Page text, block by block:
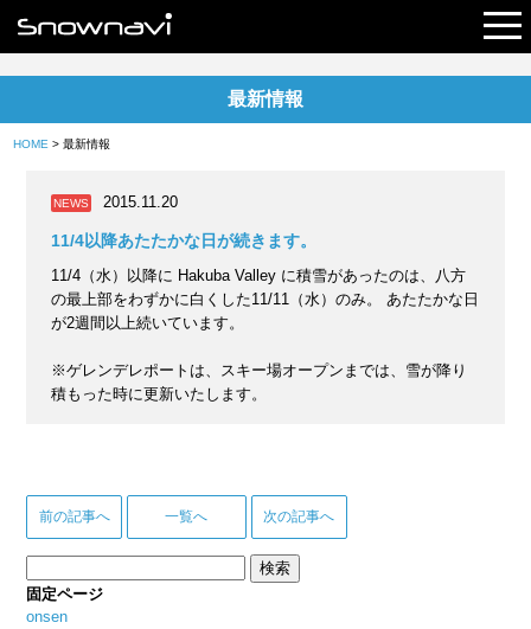
最新情報
HOME > 最新情報
NEWS 2015.11.20
11/4以降あたたかな日が続きます。
11/4（水）以降に Hakuba Valley に積雪があったのは、八方
の最上部をわずかに白くした11/11（水）のみ。 あたたかな日
が2週間以上続いています。
※ゲレンデレポートは、スキー場オープンまでは、雪が降り
積もった時に更新いたします。
前の記事へ 一覧へ 次の記事へ
索:
固定ページ
onsen